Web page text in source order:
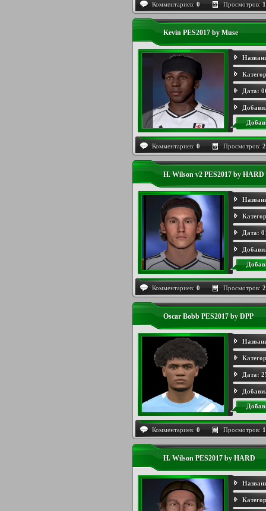
Комментариев: 0 Просмотров:
Kevin PES2017 by Muse
Дата:
Комментариев: 0 Просмотров:
H. Wilson v2 PES2017 by HARD
Дата:
Комментариев: 0 Просмотров:
Oscar Bobb PES2017 by DPP
Дата:
Комментариев: 0 Просмотров:
H. Wilson PES2017 by HARD